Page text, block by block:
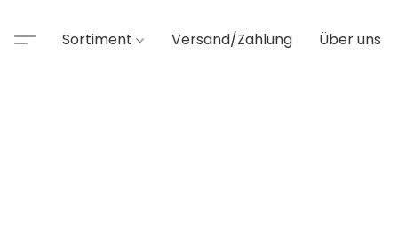
Sortiment Versand/Zahlung Über uns